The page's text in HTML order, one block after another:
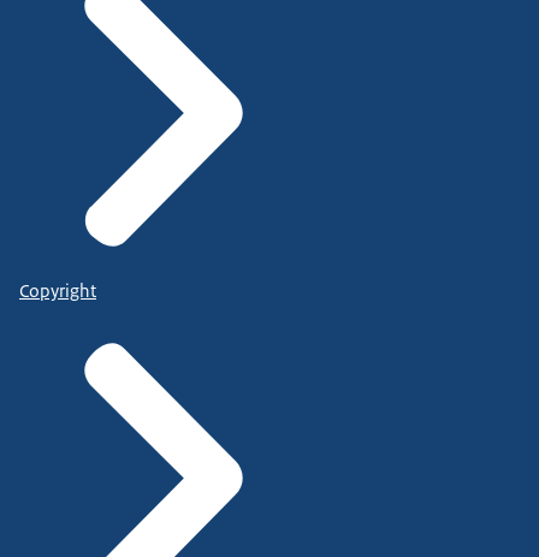
Copyright